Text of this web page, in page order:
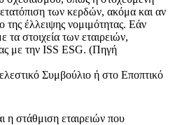
των κερδών, ακόμα και αν
της έλλειψης νομιμότητας. Εάν
τα στοιχεία των εταιρειών,
με την ISS ESG. (Πηγή
Συμβούλιο ή στο Εποπτικό
η στάθμιση εταιρειών που